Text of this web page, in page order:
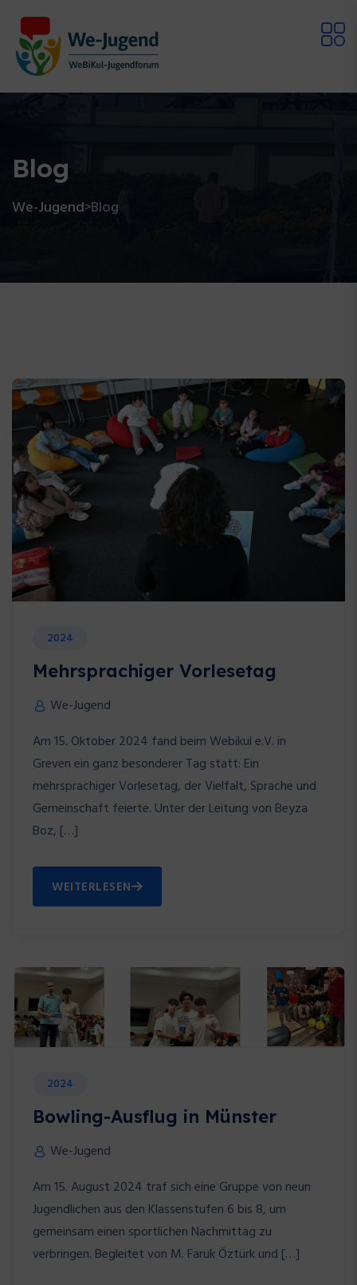
Blog
We-Jugend>Blog
Blog
2024
Mehrsprachiger Vorlesetag
We-Jugend
Am 15. Oktober 2024 fand beim Webikul e.V. in
Greven ein ganz besonderer Tag statt: Ein
mehrsprachiger Vorlesetag, der Vielfalt, Sprache und
Gemeinschaft feierte. Unter der Leitung von Beyza
Boz, […]
WEITERLESEN
2024
Bowling-Ausflug in Münster
We-Jugend
Am 15. August 2024 traf sich eine Gruppe von neun
Jugendlichen aus den Klassenstufen 6 bis 8, um
gemeinsam einen sportlichen Nachmittag zu
verbringen. Begleitet von M. Faruk Öztürk und […]